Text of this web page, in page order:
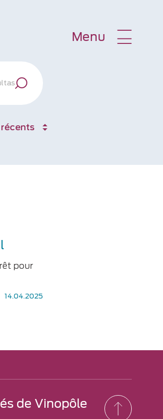
Menu
14.04.2025
pour
de Vinopôle